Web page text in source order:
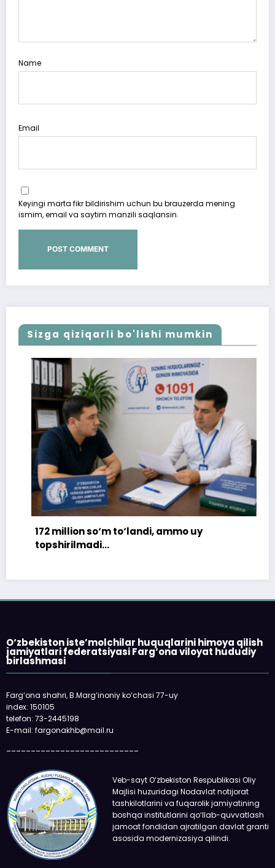
Name
Email
Keyingi marta fikr bildirishim uchun bu brauzerda mening
ismim, email va saytim manzili saqlansin.
Sizga qiziqarli bo'lishi mumkin
172 million so‘m to‘landi, ammo uy
topshirilmadi…
O‘zbekiston iste’molchilar huquqlarini himoya qilish
jamiyatlari federatsiyasi Farg‘ona viloyat hududiy
birlashmasi
Farg‘ona shahri, B.Marg‘inoniy ko‘chasi 77-uy
index: 150105
telefon: 73-2445198
E-mail: fargonakhb@mail.ru
___________________________
Veb-sayt O‘zbekiston Respublikasi Oliy
Majlisi huzuridagi Nodavlat notijorat
tashkilotlarini va fuqarolik jamiyatining
boshqa institutlarini qo‘llab-quvvatlash
jamoat fondidan ajratilgan davlat granti
asosida modernizasiya qilindi.